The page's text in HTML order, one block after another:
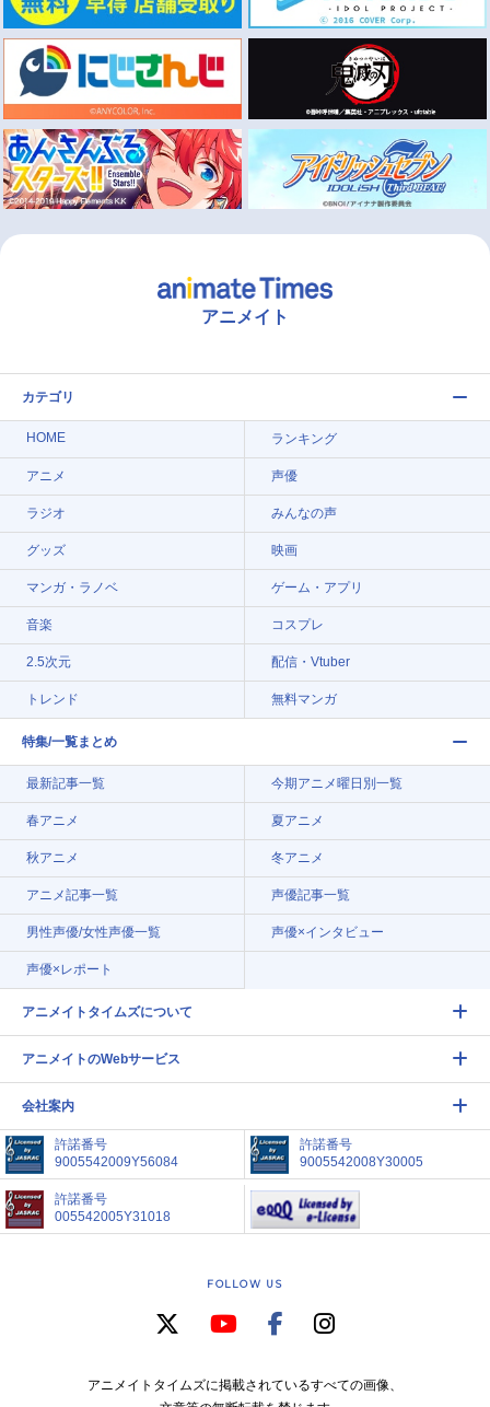
アニメイト
カテゴリ
HOME ランキング
アニメ 声優
ラジオ みんなの声
グッズ 映画
マンガ・ラノベ ゲーム・アプリ
音楽 コスプレ
2.5次元 配信・Vtuber
トレンド 無料マンガ
特集/一覧まとめ
最新記事一覧 今期アニメ曜日別一覧
春アニメ 夏アニメ
秋アニメ 冬アニメ
アニメ記事一覧 声優記事一覧
男性声優/女性声優一覧 声優×インタビュー
声優×レポート
アニメイトタイムズについて
アニメイトのWebサービス
会社案内
許諾番号
9005542009Y56084
許諾番号
9005542008Y30005
許諾番号
005542005Y31018
FOLLOW US
アニメイトタイムズに掲載されているすべての画像、